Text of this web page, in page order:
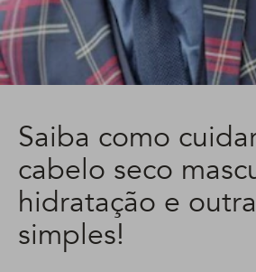
Saiba como
cabelo seco
hidratação e
simples!